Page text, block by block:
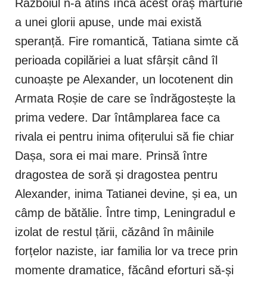
Războiul n-a atins încă acest oraș mărturie
a unei glorii apuse, unde mai există
speranță. Fire romantică, Tatiana simte că
perioada copilăriei a luat sfârșit când îl
cunoaște pe Alexander, un locotenent din
Armata Roșie de care se îndrăgostește la
prima vedere. Dar întâmplarea face ca
rivala ei pentru inima ofițerului să fie chiar
Dașa, sora ei mai mare. Prinsă între
dragostea de soră și dragostea pentru
Alexander, inima Tatianei devine, și ea, un
câmp de bătălie. Între timp, Leningradul e
izolat de restul țării, căzând în mâinile
forțelor naziste, iar familia lor va trece prin
momente dramatice, făcând eforturi să-și